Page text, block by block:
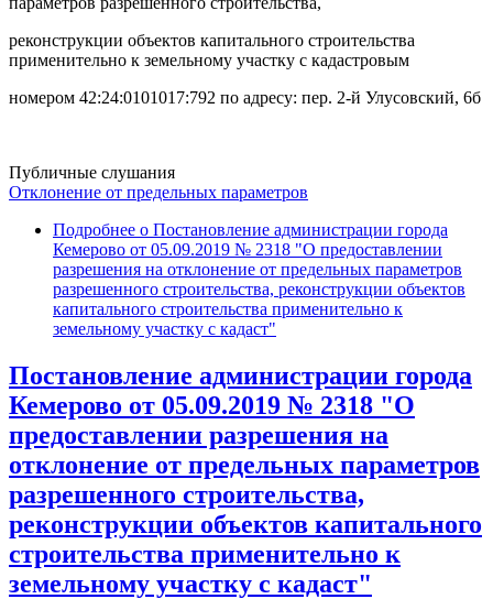
реконструкции объектов капитального строительства
применительно к земельному участку с кадастровым
номером 42:24:0101017:792 по адресу: пер. 2-й Улусовский, 6б
Публичные слушания
Отклонение от предельных параметров
Подробнее о Постановление администрации города
Кемерово от 05.09.2019 № 2318 "О предоставлении
разрешения на отклонение от предельных параметров
разрешенного строительства, реконструкции объектов
капитального строительства применительно к
земельному участку с кадаст"
Постановление администрации города
Кемерово от 05.09.2019 № 2318 "О
предоставлении разрешения на
отклонение от предельных параметров
разрешенного строительства,
реконструкции объектов капитального
строительства применительно к
земельному участку с кадаст"